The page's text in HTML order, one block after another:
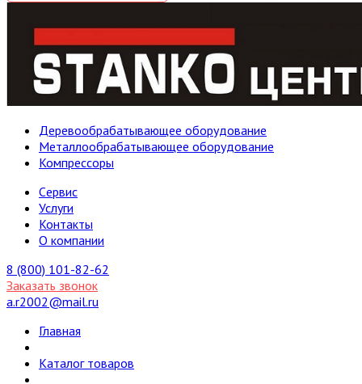
Деревообрабатывающее оборудование
Металлообрабатывающее оборудование
Компрессоры
Cервис
Услуги
Контакты
О компании
8 (800) 101-82-62
Заказать звонок
a.r2002@mail.ru
Главная
Каталог товаров